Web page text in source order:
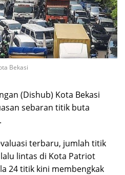
Bekasi
(Dishub) Kota Bekasi
sebaran titik buta
terbaru, jumlah titik
lintas di Kota Patriot
24 titik kini membengkak